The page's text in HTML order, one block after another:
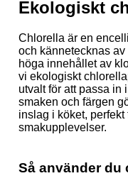
Ekologiskt
Chlorella är en
och kännetecknas
höga innehållet av
vi ekologiskt
utvalt för att passa in
smaken och färgen
inslag i köket,
smakupplevelser.
Så använder du